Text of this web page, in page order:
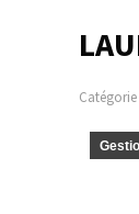
Catégorie